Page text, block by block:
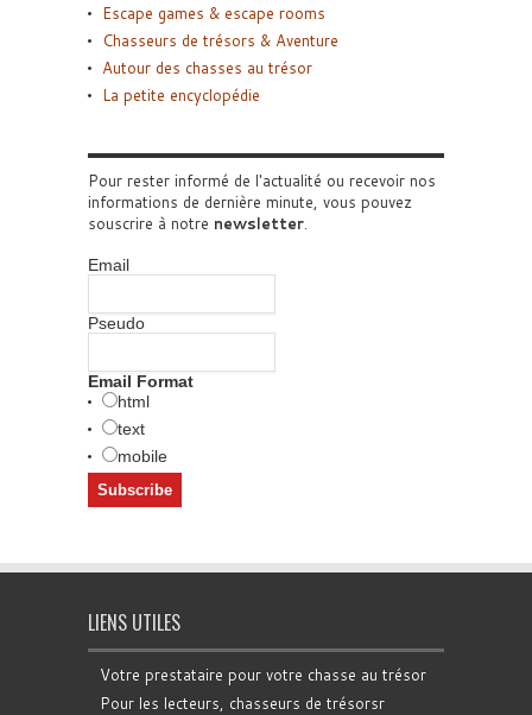
Escape games & escape rooms
Chasseurs de trésors & Aventure
Autour des chasses au trésor
La petite encyclopédie
Pour rester informé de l'actualité ou recevoir nos
informations de dernière minute, vous pouvez
souscrire à notre newsletter.
Email
Pseudo
Email Format
html
text
mobile
LIENS UTILES
Votre prestataire pour votre chasse au trésor
Pour les lecteurs, chasseurs de trésorsr